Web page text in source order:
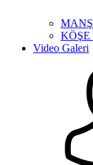
Video Galeri